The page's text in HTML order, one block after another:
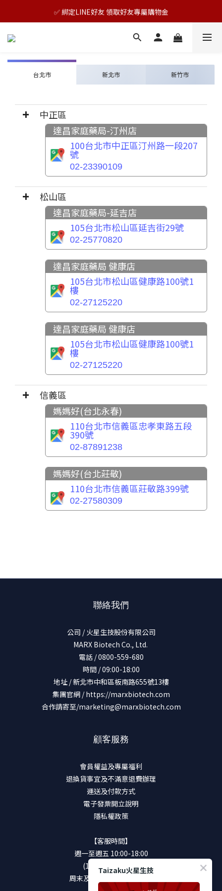
🎊TAIZAKU品牌慶：5倍回饋祭｜全年最優惠！
✅ 綁定LINE好友 領取好友專屬購物金
🎊TAIZAKU品牌慶：5倍回饋祭｜全年最優惠！
台北市 新北市 新竹市
中正區
達昌家庭藥局-汀州店
100台北市中正區汀州路一段207
號
02-23390109
松山區
達昌家庭藥局-延吉店
105台北市松山區延吉街29號
02-25770820
達昌家庭藥局 健康店
105台北市松山區健康路100號1
樓
02-27125220
達昌家庭藥局 健康店
105台北市松山區健康路100號1
樓
02-27125220
信義區
媽媽好(台北永春)
110台北市信義區忠孝東路五段
390號
02-87891238
媽媽好(台北莊敬)
110台北市信義區莊敬路399號
02-27580309
聯絡我們
公司 / 火星生技股份有限公司
MARX Biotech Co., Ltd.
電話 / 0800-559-680
時間 / 09:00-18:00
地址 / 新北市中和區板南路655號13樓
集團官網 /https://marxbiotech.com
合作請寄至/marketing@marxbiotech.com
顧客服務
會員權益及專屬福利
退換貨事宜及不滿意退費辦理
運送及付款方式
電子發票開立說明
隱私權政策
【客服時間】
週一至週五 10:00-18:00
(12:00-13:00休息)
周末及國定假日將暫停服務
Taizaku火星生技